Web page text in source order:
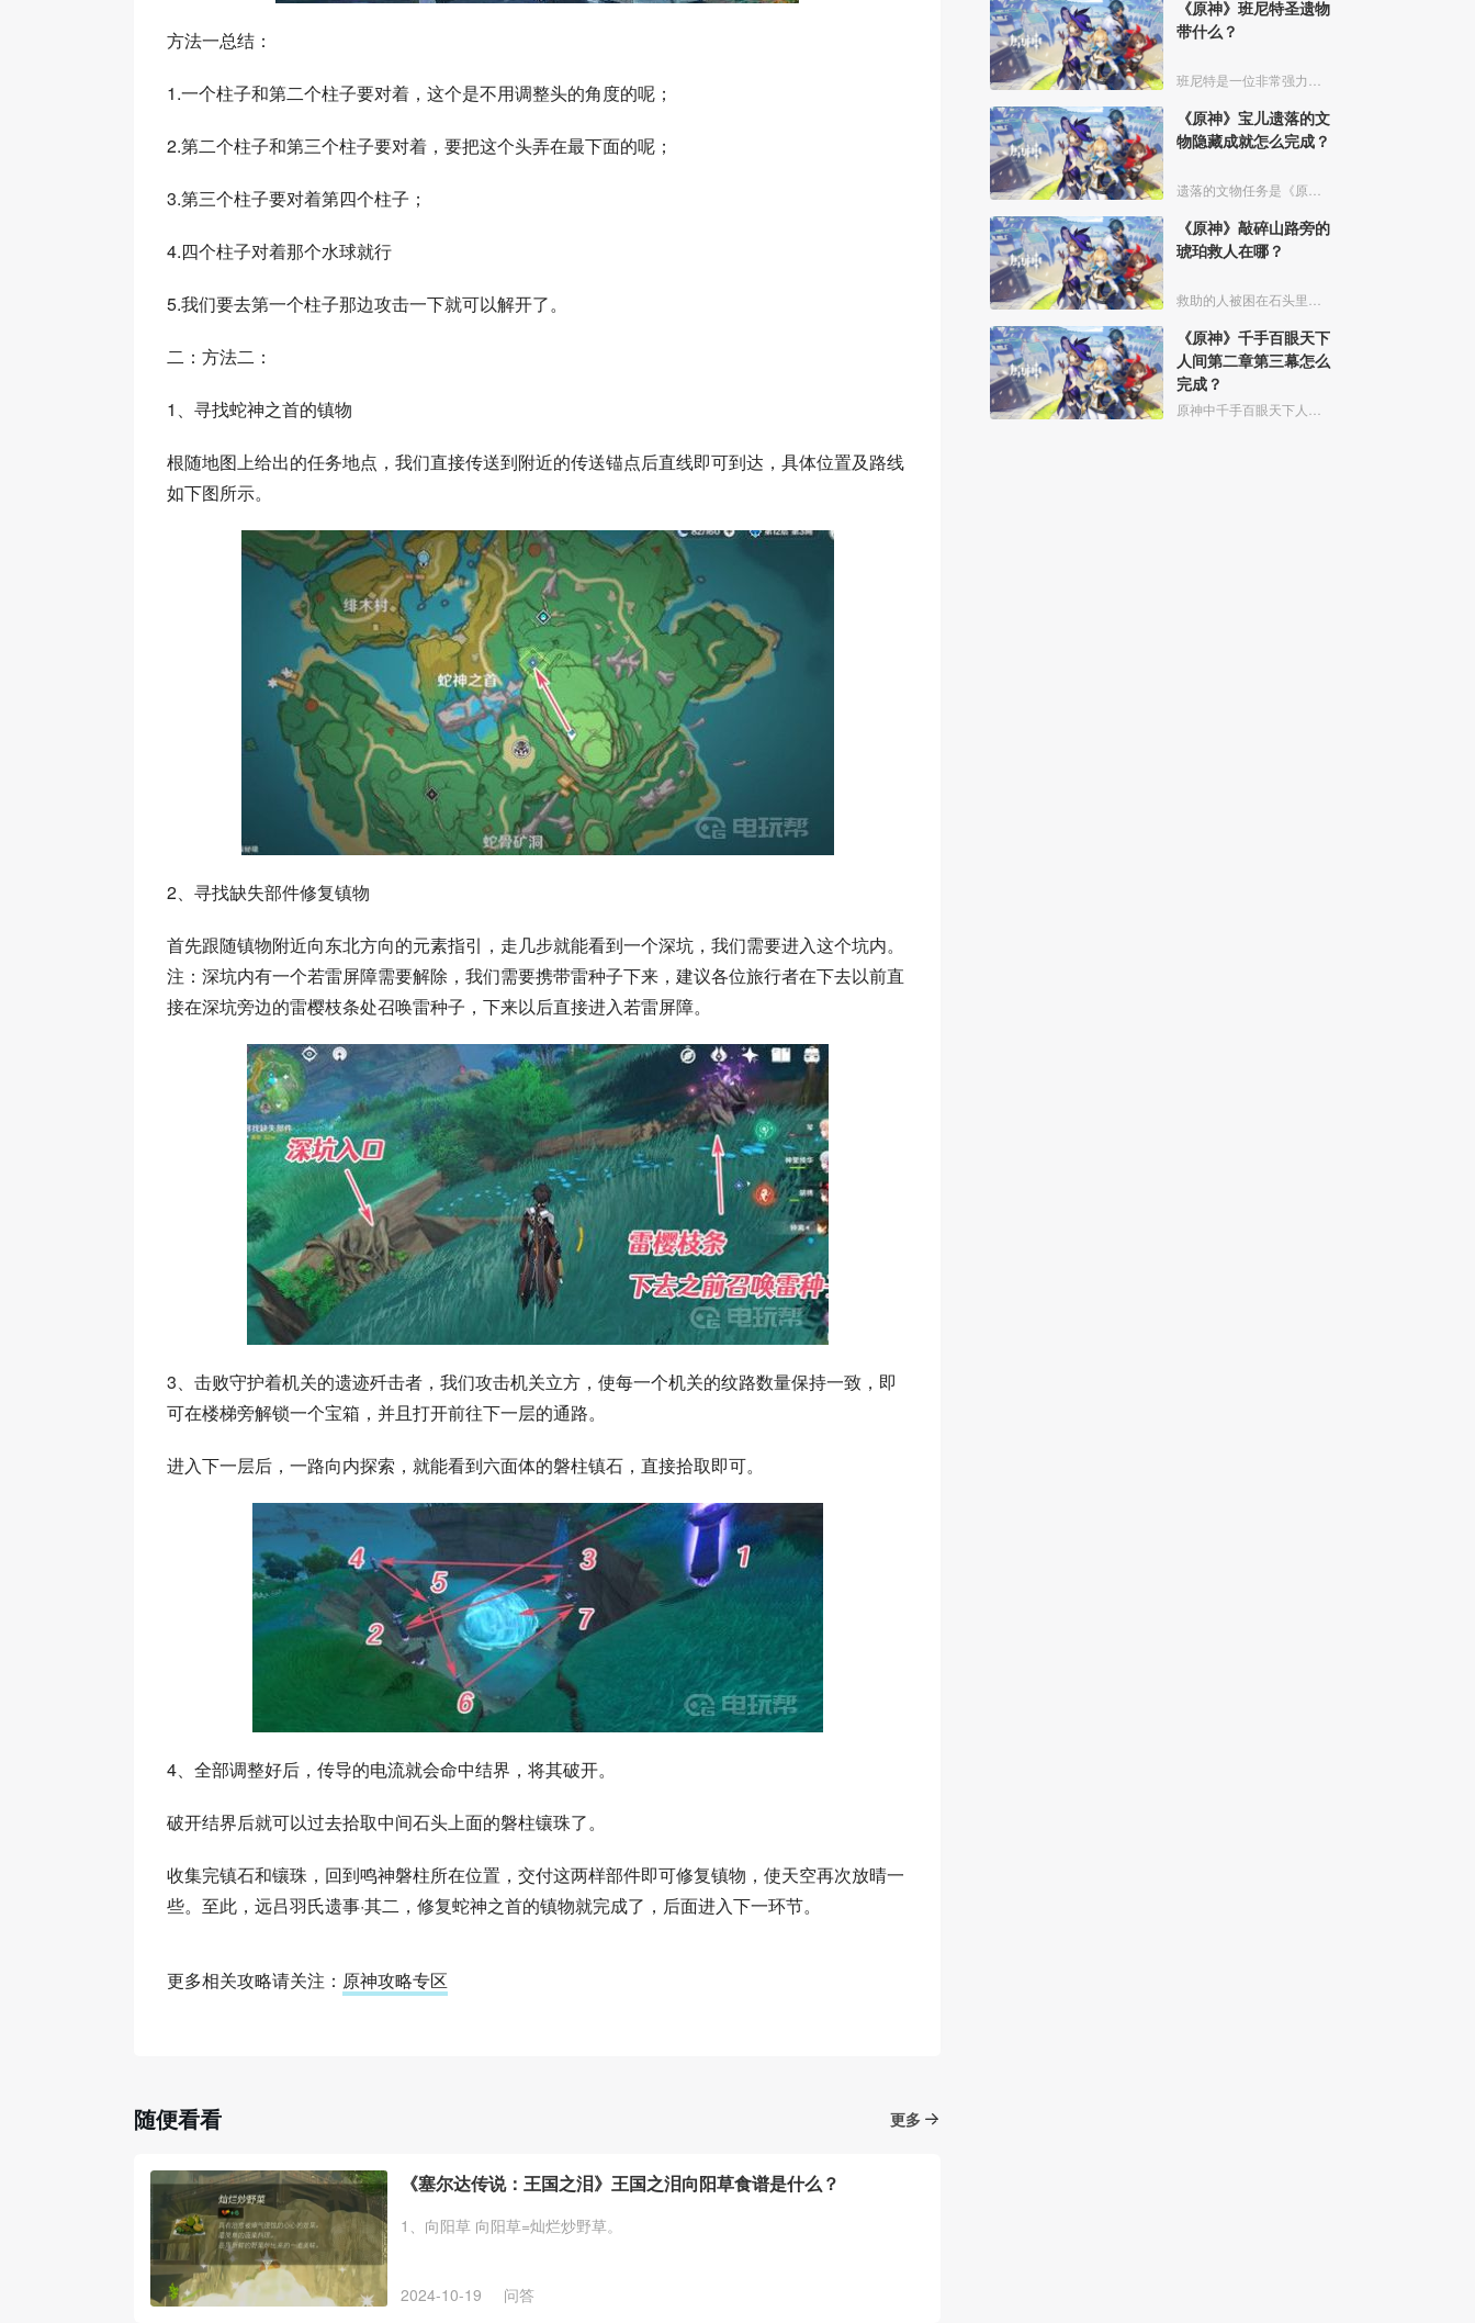
方法一总结：
1.一个柱子和第二个柱子要对着，这个是不用调整头的角度的呢；
2.第二个柱子和第三个柱子要对着，要把这个头弄在最下面的呢；
3.第三个柱子要对着第四个柱子；
4.四个柱子对着那个水球就行
5.我们要去第一个柱子那边攻击一下就可以解开了。
二：方法二：
1、寻找蛇神之首的镇物
根随地图上给出的任务地点，我们直接传送到附近的传送锚点后直线即可到达，具体位置及路线
如下图所示。
2、寻找缺失部件修复镇物
首先跟随镇物附近向东北方向的元素指引，走几步就能看到一个深坑，我们需要进入这个坑内。
注：深坑内有一个若雷屏障需要解除，我们需要携带雷种子下来，建议各位旅行者在下去以前直
接在深坑旁边的雷樱枝条处召唤雷种子，下来以后直接进入若雷屏障。
3、击败守护着机关的遗迹歼击者，我们攻击机关立方，使每一个机关的纹路数量保持一致，即
可在楼梯旁解锁一个宝箱，并且打开前往下一层的通路。
进入下一层后，一路向内探索，就能看到六面体的磐柱镇石，直接拾取即可。
4、全部调整好后，传导的电流就会命中结界，将其破开。
破开结界后就可以过去拾取中间石头上面的磐柱镶珠了。
收集完镇石和镶珠，回到鸣神磐柱所在位置，交付这两样部件即可修复镇物，使天空再次放晴一
些。至此，远吕羽氏遗事·其二，修复蛇神之首的镇物就完成了，后面进入下一环节。
更多相关攻略请关注： 原神攻略专区
随便看看 更多
《塞尔达传说：王国之泪》王国之泪向阳草食谱是什么？
1、向阳草 向阳草=灿烂炒野草。
2024-10-19 问答
《原神》班尼特圣遗物
带什么？
《原神》宝儿遗落的文
物隐藏成就怎么完成？
《原神》敲碎山路旁的
琥珀救人在哪？
《原神》千手百眼天下
人间第二章第三幕怎么
完成？